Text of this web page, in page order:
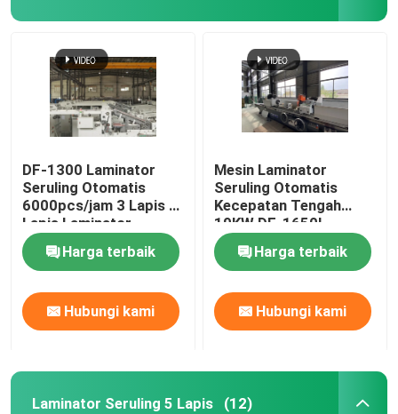
DF-1300 Laminator
Seruling Otomatis
6000pcs/jam 3 Lapis 5
Lapis Laminator
Seruling
Harga terbaik
Hubungi kami
Mesin Laminator
Seruling Otomatis
Kecepatan Tengah
19KW DF-1650L
Harga terbaik
Hubungi kami
Laminator Seruling 5 Lapis (12)